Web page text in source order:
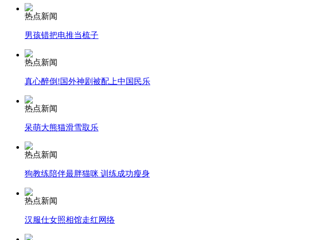
外交部：反对强权政治霸凌主义
外交部：有关国家言论片面不公正
安徽一实载49人客车翻车
走！跟着总书记去植树
消防员救轻生者
热点新闻
男孩错把电推当梳子
热点新闻
真心醉倒!国外神剧被配上中国民乐
热点新闻
呆萌大熊猫滑雪取乐
热点新闻
狗教练陪伴最胖猫咪 训练成功瘦身
热点新闻
汉服仕女照相馆走红网络